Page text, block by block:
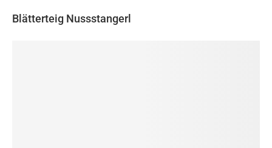
Blätterteig Nussstangerl